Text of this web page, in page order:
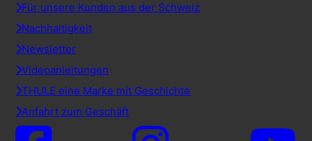
Für unsere Kunden aus der Schweiz
Nachhaltigkeit
Newsletter
Videoanleitungen
THULE eine Marke mit Geschichte
Anfahrt zum Geschäft